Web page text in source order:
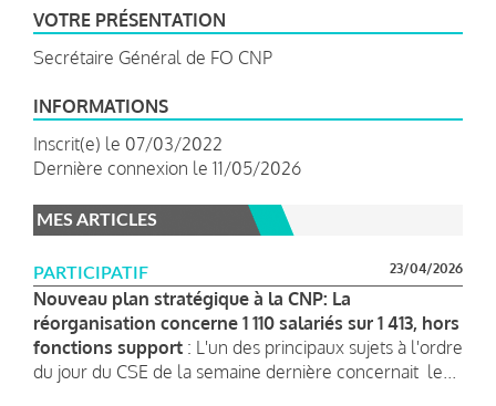
VOTRE PRÉSENTATION
Secrétaire Général de FO CNP
INFORMATIONS
Inscrit(e) le 07/03/2022
Dernière connexion le 11/05/2026
MES ARTICLES
PARTICIPATIF 23/04/2026
Nouveau plan stratégique à la CNP: La
réorganisation concerne 1 110 salariés sur 1 413, hors
fonctions support : L'un des principaux sujets à l'ordre
du jour du CSE de la semaine dernière concernait le...